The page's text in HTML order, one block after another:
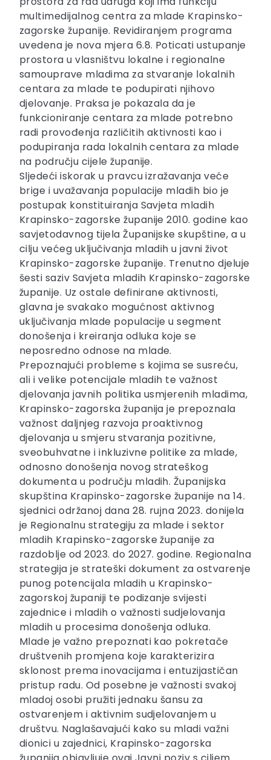
multimedijalnog centra za mlade Krapinsko-
zagorske županije. Revidiranjem programa
uvedena je nova mjera 6.8. Poticati ustupanje
prostora u vlasništvu lokalne i regionalne
samouprave mladima za stvaranje lokalnih
centara za mlade te podupirati njihovo
djelovanje. Praksa je pokazala da je
funkcioniranje centara za mlade potrebno
radi provođenja različitih aktivnosti kao i
podupiranja rada lokalnih centara za mlade
na području cijele županije.
Sljedeći iskorak u pravcu izražavanja veće
brige i uvažavanja populacije mladih bio je
postupak konstituiranja Savjeta mladih
Krapinsko-zagorske županije 2010. godine kao
savjetodavnog tijela Županijske skupštine, a u
cilju većeg uključivanja mladih u javni život
Krapinsko-zagorske županije. Trenutno djeluje
šesti saziv Savjeta mladih Krapinsko-zagorske
županije. Uz ostale definirane aktivnosti,
glavna je svakako mogućnost aktivnog
uključivanja mlade populacije u segment
donošenja i kreiranja odluka koje se
neposredno odnose na mlade.
Prepoznajući probleme s kojima se susreću,
ali i velike potencijale mladih te važnost
djelovanja javnih politika usmjerenih mladima,
Krapinsko-zagorska županija je prepoznala
važnost daljnjeg razvoja proaktivnog
djelovanja u smjeru stvaranja pozitivne,
sveobuhvatne i inkluzivne politike za mlade,
odnosno donošenja novog strateškog
dokumenta u području mladih. Županijska
skupština Krapinsko-zagorske županije na 14.
sjednici održanoj dana 28. rujna 2023. donijela
je Regionalnu strategiju za mlade i sektor
mladih Krapinsko-zagorske županije za
razdoblje od 2023. do 2027. godine. Regionalna
strategija je strateški dokument za ostvarenje
punog potencijala mladih u Krapinsko-
zagorskoj županiji te podizanje svijesti
zajednice i mladih o važnosti sudjelovanja
mladih u procesima donošenja odluka.
Mlade je važno prepoznati kao pokretače
društvenih promjena koje karakterizira
sklonost prema inovacijama i entuzijastičan
pristup radu. Od posebne je važnosti svakoj
mladoj osobi pružiti jednaku šansu za
ostvarenjem i aktivnim sudjelovanjem u
društvu. Naglašavajući kako su mladi važni
dionici u zajednici, Krapinsko-zagorska